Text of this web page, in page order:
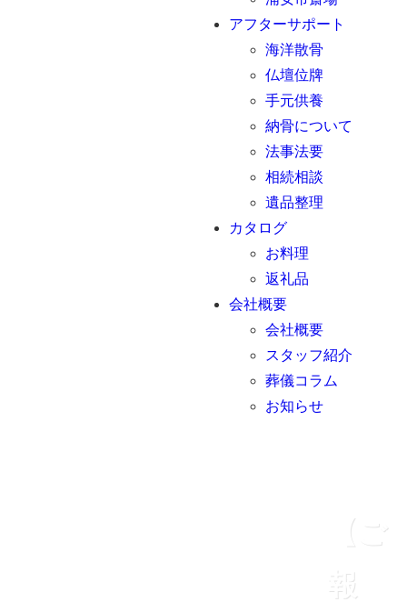
アフターサポート
海洋散骨
仏壇位牌
手元供養
納骨について
法事法要
相続相談
遺品整理
カタログ
お料理
返礼品
会社概要
会社概要
スタッフ紹介
葬儀コラム
お知らせ
【ご
報